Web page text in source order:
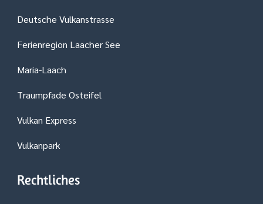
Deutsche Vulkanstrasse
Ferienregion Laacher See
Maria-Laach
Traumpfade Osteifel
Vulkan Express
Vulkanpark
Rechtliches